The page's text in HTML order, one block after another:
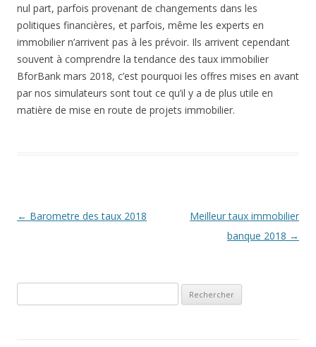
nul part, parfois provenant de changements dans les
politiques financières, et parfois, même les experts en
immobilier n’arrivent pas à les prévoir. Ils arrivent cependant
souvent à comprendre la tendance des taux immobilier
BforBank mars 2018, c’est pourquoi les offres mises en avant
par nos simulateurs sont tout ce qu’il y a de plus utile en
matière de mise en route de projets immobilier.
Navigation
← Barometre des taux 2018
Meilleur taux immobilier
banque 2018 →